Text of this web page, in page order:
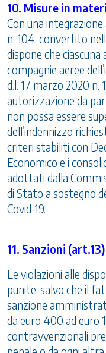
10. Misure in
Con una integrazione
n. 104, convertito
dispone che
compagnie aeree
d.l. 17 marzo 2020 n.
autorizzazione da
non possa essere
dell’indennizzo
criteri stabiliti con
Economico e i
adottati dalla
di Stato a sostegno
Covid-19.
11. Sanzioni (art.13)
Le violazioni alle
punite, salvo che il
sanzione
da euro 400 ad euro
contravvenzionali